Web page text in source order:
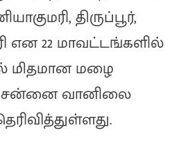
திருப்பூர்,
என 22 மாவட்டங்களில்
மிதமான மழை
வானிலை